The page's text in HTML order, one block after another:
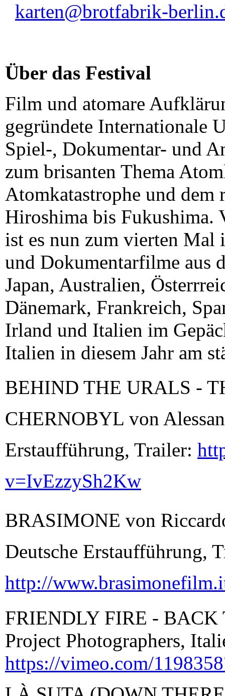
karten@brotfabrik-
Über das Festival
Film und atomare
gegründete Internationale
Spiel-, Dokumentar- und
zum brisanten Thema
Atomkatastrophe und
Hiroshima bis Fukushima.
ist es nun zum vierten
und Dokumentarfilme aus
Japan, Australien,
Dänemark, Frankreich,
Irland und Italien im
Italien in diesem Jahr am
BEHIND THE URALS -
CHERNOBYL von
Erstaufführung, Trailer:
v=IvEzzySh2Kw
BRASIMONE von
Deutsche Erstaufführung,
http://
FRIENDLY FIRE - BACK
Project Photographers,
https://vimeo.com/